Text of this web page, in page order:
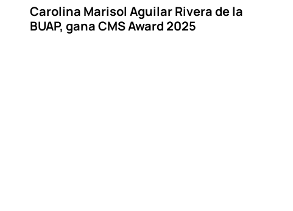
Carolina Marisol Aguilar Rivera de la
BUAP, gana CMS Award 2025